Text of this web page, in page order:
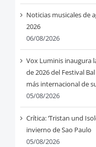
Noticias musicales de
2026
06/08/2026
Vox Luminis inaugura
de 2026 del Festival
más internacional de
05/08/2026
Crítica: ‘Tristan und
invierno de Sao Paulo
05/08/2026